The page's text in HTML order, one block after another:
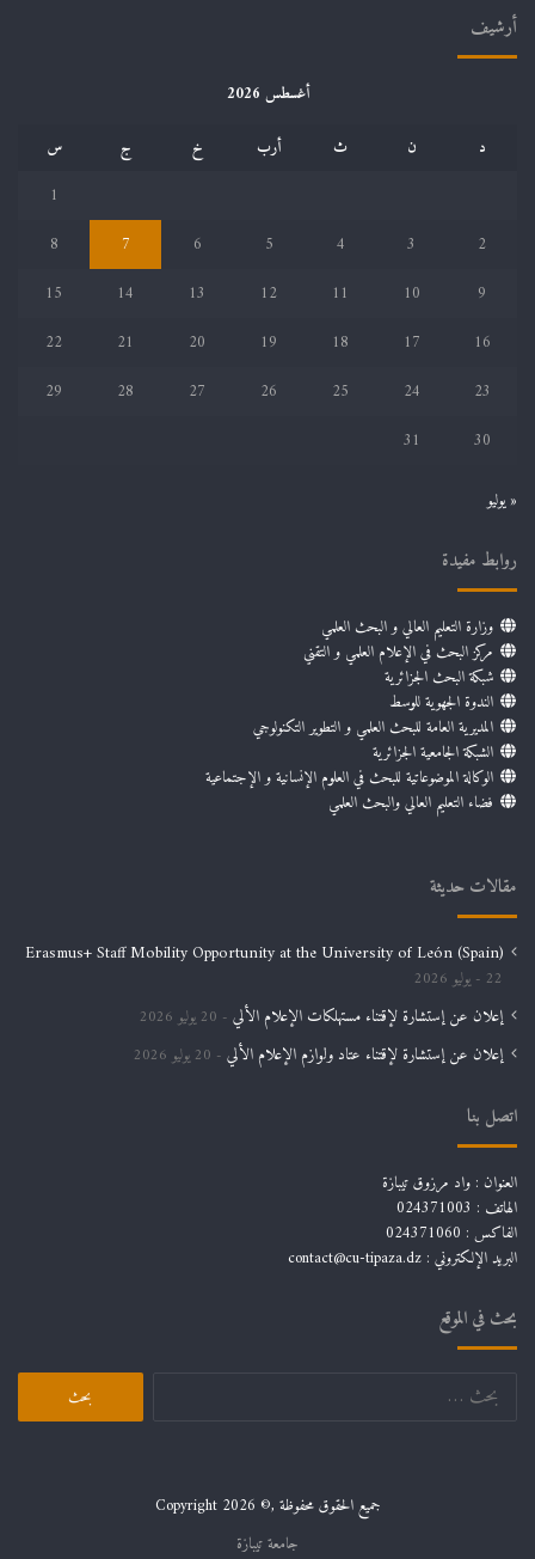
أرشيف
أغسطس 2026
د
ن ث أرب خ ج
س
1
2
3
4
5
6
7
8
9
10
11
12
13
14
15
16
17
18
19
20
21
22
23
24
25
26
27
28
29
30
31
« يوليو
روابط مفيدة
وزارة التعليم العالي و البحث العلمي
مركز البحث في الإعلام العلمي و التقني
شبكة البحث الجزائرية
الندوة الجهوية للوسط
المديرية العامة للبحث العلمي و التطوير التكنولوجي
الشبكة الجامعية الجزائرية
الوكالة الموضوعاتية للبحث في العلوم الإنسانية و الإجتماعية
فضاء التعليم العالي والبحث العلمي
مقالات حديثة
Erasmus+ Staff Mobility Opportunity at the University of León (Spain)
22 يوليو 2026
إعلان عن إستشارة لإقتناء مستهلكات الإعلام الألي 20 يوليو 2026
إعلان عن إستشارة لإقتناء عتاد ولوازم الإعلام الألي 20 يوليو 2026
اتصل بنا
العنوان : واد مرزوق تيبازة
الهاتف : 024371003
الفاكس : 024371060
البريد الإلكتروني : contact@cu-tipaza.dz
بحث في الموقع
البحث
جميع الحقوق محفوظة ,© Copyright 2026
جامعة تيبازة